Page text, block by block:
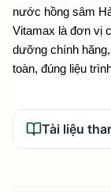
nước hồng sâm
Vitamax là đơn vị
dưỡng chính
toàn, đúng liệu
Tài liệu